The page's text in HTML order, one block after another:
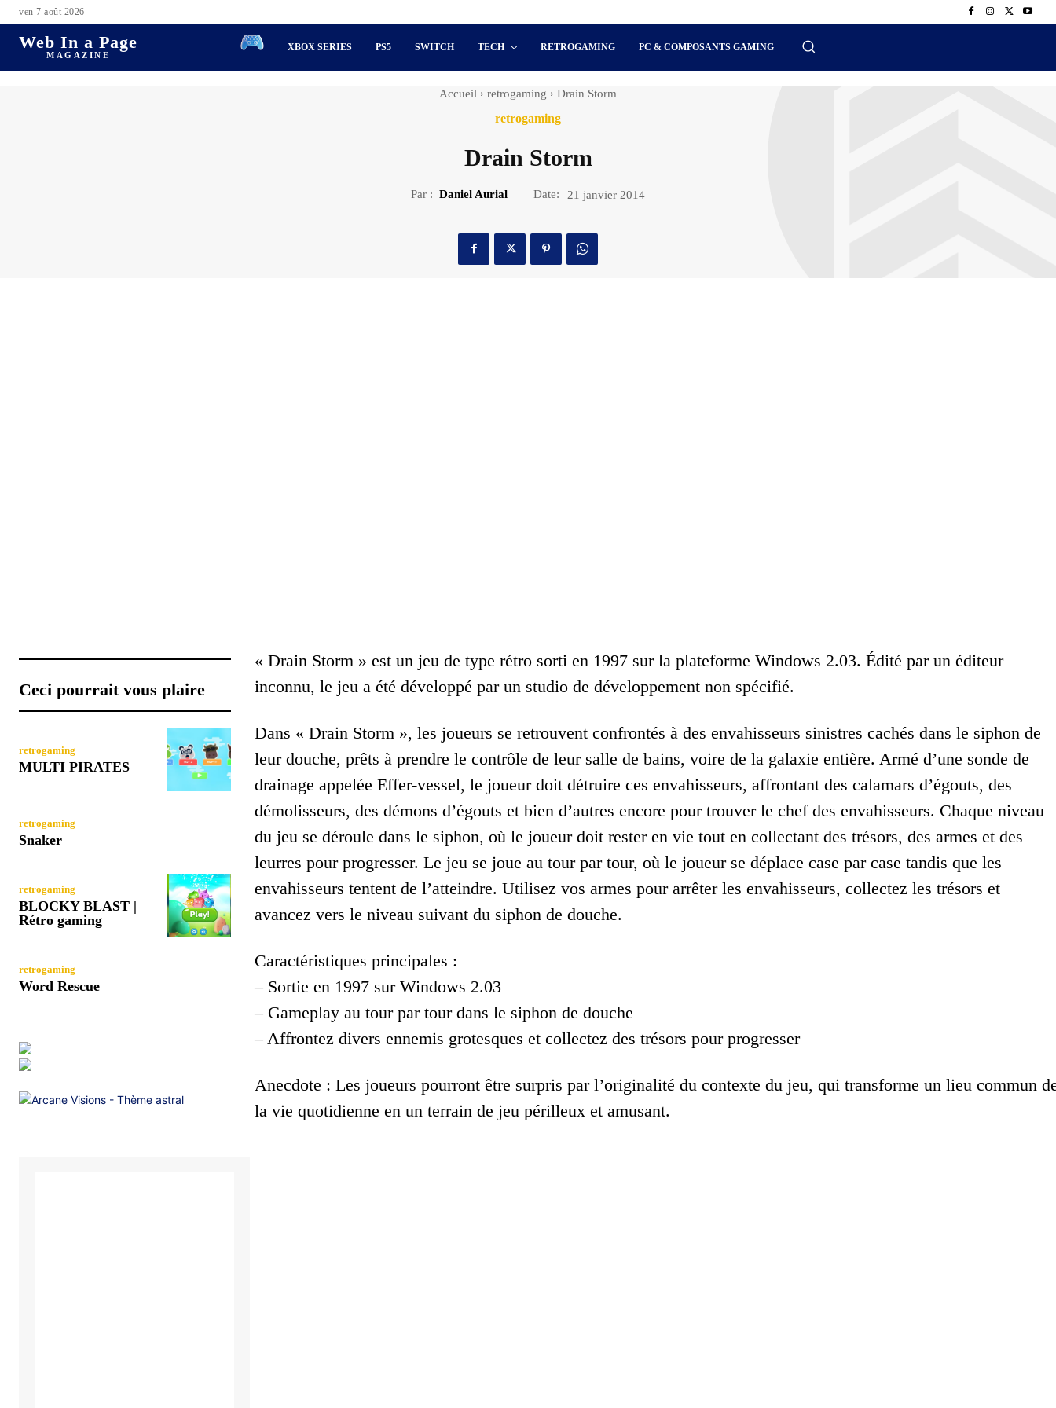
ven 7 août 2026
Web In a Page
MAGAZINE
XBOX SERIES PS5 SWITCH TECH RETROGAMING PC & COMPOSANTS GAMING
Accueil retrogaming Drain Storm
retrogaming
Drain Storm
Par : Daniel Aurial Date: 21 janvier 2014
Ceci pourrait vous plaire
retrogaming
MULTI PIRATES
retrogaming
Snaker
retrogaming
BLOCKY BLAST |
Rétro gaming
retrogaming
Word Rescue
« Drain Storm » est un jeu de type rétro sorti en 1997 sur la plateforme Windows 2.03. Édité par un éditeur
inconnu, le jeu a été développé par un studio de développement non spécifié.
Dans « Drain Storm », les joueurs se retrouvent confrontés à des envahisseurs sinistres cachés dans le siphon de
leur douche, prêts à prendre le contrôle de leur salle de bains, voire de la galaxie entière. Armé d’une sonde de
drainage appelée Effer-vessel, le joueur doit détruire ces envahisseurs, affrontant des calamars d’égouts, des
démolisseurs, des démons d’égouts et bien d’autres encore pour trouver le chef des envahisseurs. Chaque niveau
du jeu se déroule dans le siphon, où le joueur doit rester en vie tout en collectant des trésors, des armes et des
leurres pour progresser. Le jeu se joue au tour par tour, où le joueur se déplace case par case tandis que les
envahisseurs tentent de l’atteindre. Utilisez vos armes pour arrêter les envahisseurs, collectez les trésors et
avancez vers le niveau suivant du siphon de douche.
Caractéristiques principales :
– Sortie en 1997 sur Windows 2.03
– Gameplay au tour par tour dans le siphon de douche
– Affrontez divers ennemis grotesques et collectez des trésors pour progresser
Anecdote : Les joueurs pourront être surpris par l’originalité du contexte du jeu, qui transforme un lieu commun
la vie quotidienne en un terrain de jeu périlleux et amusant.